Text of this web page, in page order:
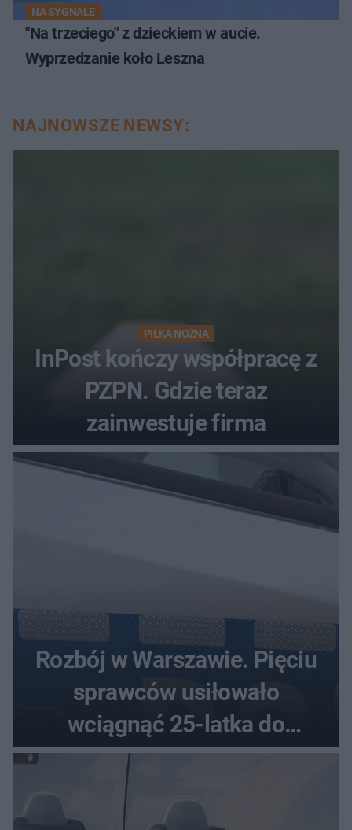
NA SYGNALE
"Na trzeciego" z dzieckiem w aucie.
Wyprzedzanie koło Leszna
NAJNOWSZE NEWSY:
PIŁKA NOŻNA
InPost kończy współpracę z
PZPN. Gdzie teraz
zainwestuje firma
Rozbój w Warszawie. Pięciu
sprawców usiłowało
wciągnąć 25-latka do
samochodu